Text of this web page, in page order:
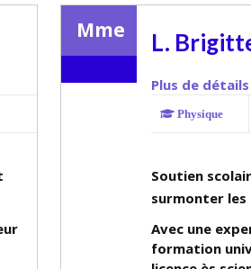
Mme L.
Plus de détails
Physique
Soutien
surmonter
Avec une
formation